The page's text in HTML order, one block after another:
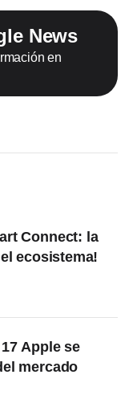
News
en
Connect: la
ecosistema!
Apple se
mercado